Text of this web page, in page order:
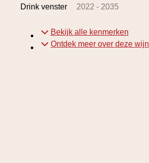
Drink venster
2022 - 2035
Bekijk alle kenmerken
Ontdek meer over deze wijn